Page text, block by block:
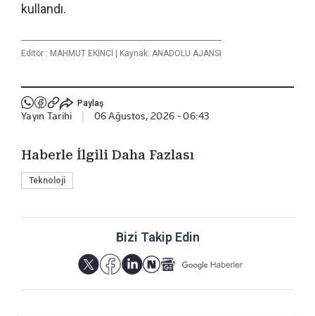
kullandı.
Editör : MAHMUT EKİNCİ | Kaynak: ANADOLU AJANSI
Paylaş
Yayın Tarihi 06 Ağustos, 2026 - 06:43
Haberle İlgili Daha Fazlası
Teknoloji
Bizi Takip Edin